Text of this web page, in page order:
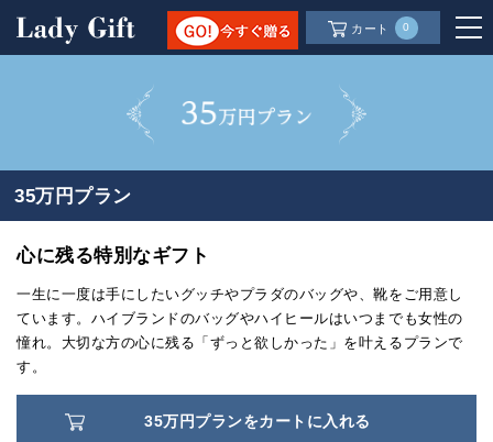
カート 0
35万円プラン
心に残る特別なギフト
一生に一度は手にしたいグッチやプラダのバッグや、靴をご用意し
ています。ハイブランドのバッグやハイヒールはいつまでも女性の
憧れ。大切な方の心に残る「ずっと欲しかった」を叶えるプランで
す。
35万円プランをカートに入れる